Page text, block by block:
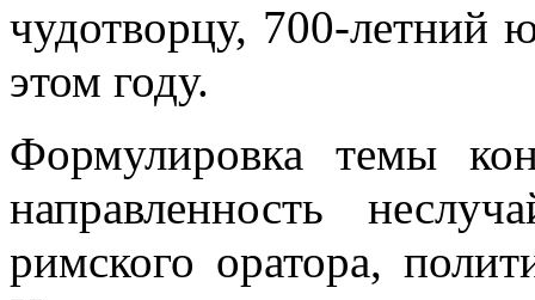
чудотворцу, 700-летний
этом году.
Формулировка темы
направленность
римского оратора,